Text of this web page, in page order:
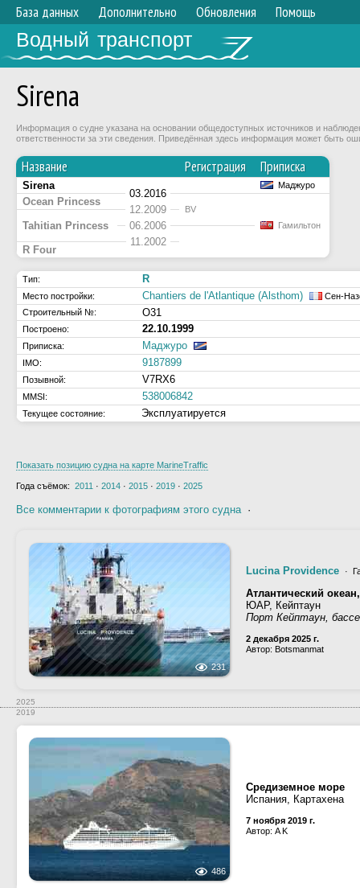
База данных Дополнительно Обновления Помощь
Водный транспорт
Sirena
Информация о судне указана на основании общедоступных источников и
ответственности за эти сведения. Приведённая здесь информация может быть
Название Регистрация Приписка
Sirena
03.2016
Маджуро
Ocean Princess
12.2009
BV
Гамильтон
Tahitian Princess
06.2006
11.2002
R Four
Тип: R
Место постройки: Chantiers de l'Atlantique (Alsthom)
Сен-
Строительный №:
O31
Построено: 22.10.1999
Приписка: Маджуро
IMO: 9187899
Позывной: V7RX6
MMSI: 538006842
Текущее состояние: Эксплуатируется
Показать позицию судна на карте MarineTraffic
Года съёмок: 2011 · 2014 · 2015 · 2019 · 2025
Все комментарии к фотографиям этого судна·
231
Lucina Providence ·
Атлантический
ЮАР, Кейптаун
Порт Кейптаун,
2 декабря 2025 г.
Автор: Botsmanmat
2025
2019
486
Средиземное море
Испания, Картахена
7 ноября 2019 г.
Автор: A K